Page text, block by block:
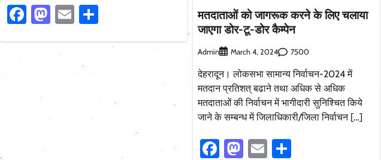
Facebook
Mastodon
Email
मतदाताओं को जागरूक करने के लिए चलाया
जाएगा डोर-टू-डोर कैम्पेन
Admin March 4, 2024 7500
देहरादून। लोकसभा सामान्य निर्वाचन-2024 में
मतदान प्रतिशत् बढाने तथा अधिक से अधिक
मतदाताओं की निर्वाचन में भागीदारी सुनिश्चित किये
जाने के सम्बन्ध में जिलाधिकारी/जिला निर्वाचन […]
Facebook
Mastodon
EmailShare